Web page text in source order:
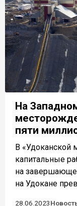
На
пяти
В «Удоканской
капитальные
на
на Удокане
28.06.2023